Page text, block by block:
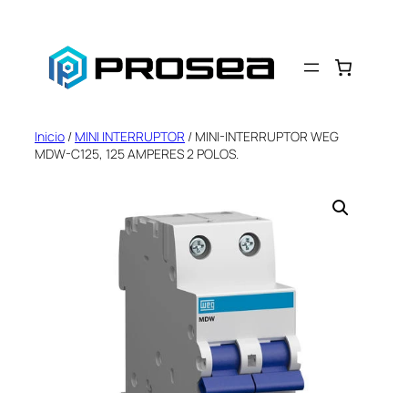
contenido
Inicio / MINI INTERRUPTOR / MINI-INTERRUPTOR WEG
MDW-C125, 125 AMPERES 2 POLOS.